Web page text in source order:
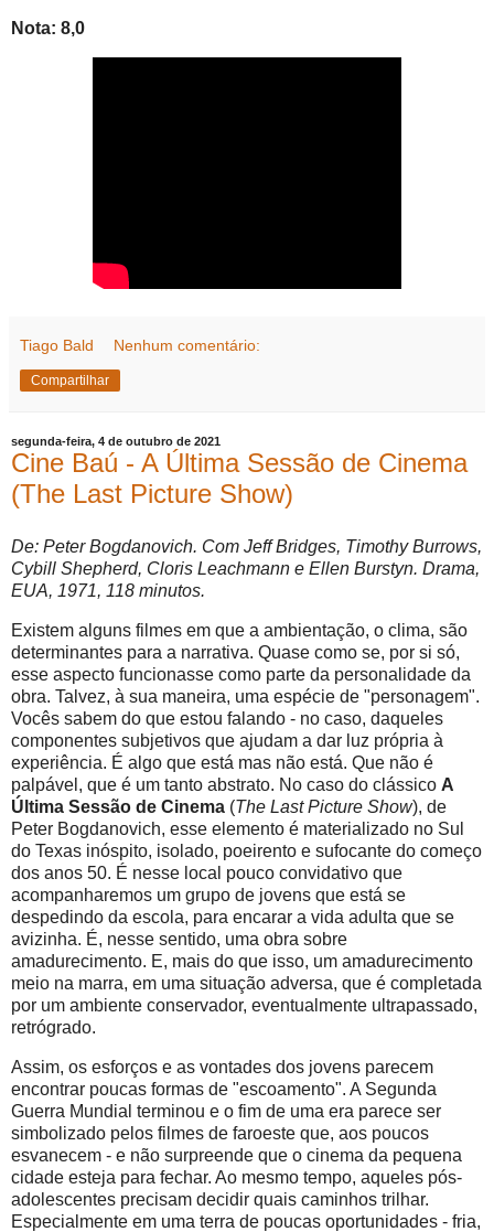
Nota: 8,0
Tiago Bald Nenhum comentário:
Compartilhar
segunda-feira, 4 de outubro de 2021
Cine Baú - A Última Sessão de Cinema
(The Last Picture Show)
De: Peter Bogdanovich. Com Jeff Bridges, Timothy Burrows,
Cybill Shepherd, Cloris Leachmann e Ellen Burstyn. Drama,
EUA, 1971, 118 minutos.
Existem alguns filmes em que a ambientação, o clima, são
determinantes para a narrativa. Quase como se, por si só,
esse aspecto funcionasse como parte da personalidade da
obra. Talvez, à sua maneira, uma espécie de "personagem".
Vocês sabem do que estou falando - no caso, daqueles
componentes subjetivos que ajudam a dar luz própria à
experiência. É algo que está mas não está. Que não é
palpável, que é um tanto abstrato. No caso do clássico A
Última Sessão de Cinema (The Last Picture Show), de
Peter Bogdanovich, esse elemento é materializado no Sul
do Texas inóspito, isolado, poeirento e sufocante do começo
dos anos 50. É nesse local pouco convidativo que
acompanharemos um grupo de jovens que está se
despedindo da escola, para encarar a vida adulta que se
avizinha. É, nesse sentido, uma obra sobre
amadurecimento. E, mais do que isso, um amadurecimento
meio na marra, em uma situação adversa, que é completada
por um ambiente conservador, eventualmente ultrapassado,
retrógrado.
Assim, os esforços e as vontades dos jovens parecem
encontrar poucas formas de "escoamento". A Segunda
Guerra Mundial terminou e o fim de uma era parece ser
simbolizado pelos filmes de faroeste que, aos poucos
esvanecem - e não surpreende que o cinema da pequena
cidade esteja para fechar. Ao mesmo tempo, aqueles pós-
adolescentes precisam decidir quais caminhos trilhar.
Especialmente em uma terra de poucas oportunidades - fria,